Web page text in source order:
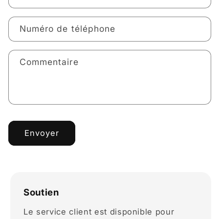
Numéro de téléphone
Commentaire
Envoyer
Soutien
Le service client est disponible pour